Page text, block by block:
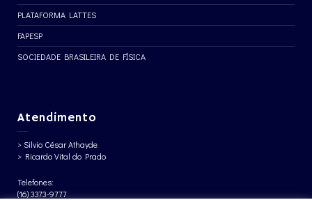
PLATAFORMA LATTES
FAPESP
SOCIEDADE BRASILEIRA DE FÍSICA
Atendimento
> Silvio César Athayde
> Ricardo Vital do Prado
Telefones:
(16) 3373-9777